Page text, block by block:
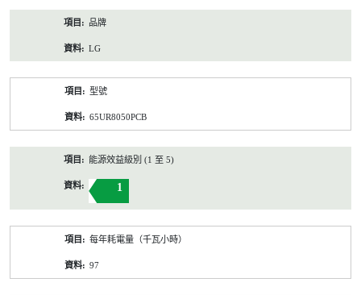
品牌
LG
型號
65UR8050PCB
能源效益級別 (1 至 5)
1
每年耗電量（千瓦小時）
97